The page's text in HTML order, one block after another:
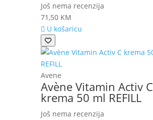
Još nema recenzija
71,50 KM
U košaricu
Avene
Avène Vitamin Activ C
krema 50 ml REFILL
Još nema recenzija